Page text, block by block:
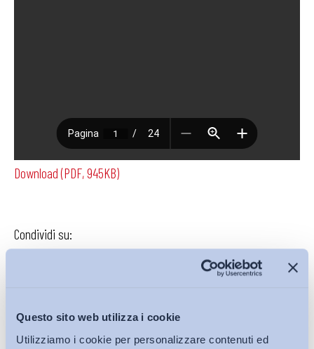
Questo sito web utilizza i cookie
Utilizziamo i cookie per personalizzare contenuti ed
Download (PDF, 945KB)
Condividi su:
Iscriviti alla Newsletter